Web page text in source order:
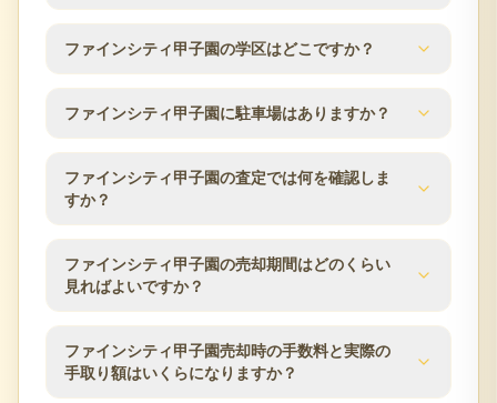
ィ、管理方式は日勤です。査定時にはこれらの建物
条件と管理状況を確認します。
す。同じマンション内でも住戸ごとに面積・向き・
階数が異なるため、ご所有住戸の条件をもとに査定
します。
ファインシティ甲子園の交通アクセスは阪神本線／
鳴尾・武庫川女子大前駅 徒歩18分 阪神本線／甲子園
駅 徒歩22分 阪神本線／甲子園駅 バス7分です。所在
地は兵庫県西宮市枝川町10-1です。駅からの距離や
利用できる路線は、マンション売却時の検討条件と
ファインシティ甲子園の学区はどこですか？
分譲時の公表情報では、小学校区は西宮市立甲子園
浜小学校、中学校区は西宮市立浜甲子園中学校で
す。学区は自治体の区域変更により変わる場合があ
るため、最新の情報は西宮市の教育委員会などでご
確認ください。
ファインシティ甲子園に駐車場はありますか？
ファインシティ甲子園の駐車場数は分譲時の公表値
で150台です。空き状況や月額使用料は時期により変
の最新情報を確認します。
ファインシティ甲子園の査定では何を確認しま
すか？
ファインシティ甲子園の査定では、築年数、階数、
方位、専有面積、間取り、室内状態、管理状況、修
アの市場動向も踏まえ、売却方針をご提案します。
ファインシティ甲子園の売却期間はどのくらい
見ればよいですか？
売却期間は販売価格、住戸条件、市場状況、内覧対
応のしやすさによって変わります。査定時に近隣の
ファインシティ甲子園売却時の手数料と実際の
手取り額はいくらになりますか？